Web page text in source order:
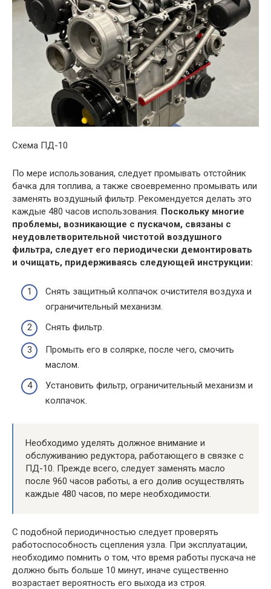
Схема ПД-10
По мере использования, следует промывать отстойник
бачка для топлива, а также своевременно промывать или
заменять воздушный фильтр. Рекомендуется делать это
каждые 480 часов использования. Поскольку многие
проблемы, возникающие с пускачом, связаны с
неудовлетворительной чистотой воздушного
фильтра, следует его периодически демонтировать
и очищать, придерживаясь следующей инструкции:
Снять защитный колпачок очистителя воздуха и
ограничительный механизм.
Снять фильтр.
Промыть его в солярке, после чего, смочить
маслом.
Установить фильтр, ограничительный механизм и
колпачок.
Необходимо уделять должное внимание и
обслуживанию редуктора, работающего в связке с
ПД-10. Прежде всего, следует заменять масло
после 960 часов работы, а его долив осуществлять
каждые 480 часов, по мере необходимости.
С подобной периодичностью следует проверять
работоспособность сцепления узла. При эксплуатации,
необходимо помнить о том, что время работы пускача не
должно быть больше 10 минут, иначе существенно
возрастает вероятность его выхода из строя.